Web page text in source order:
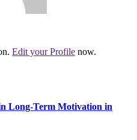
Edit your Profile now.
Long-Term Motivation in